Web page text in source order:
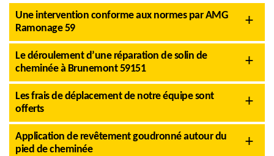
Une intervention conforme aux normes par AMG
Ramonage 59
Le déroulement d’une réparation de solin de
cheminée à Brunemont 59151
Les frais de déplacement de notre équipe sont
offerts
Application de revêtement goudronné autour du
pied de cheminée